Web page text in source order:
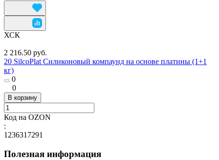
ХСК
2 216.50 руб.
20 SilcoPlat Силиконовый компаунд на основе платины (1+1
кг)
0
0
В корзину
Код на OZON
:
1236317291
Полезная информация